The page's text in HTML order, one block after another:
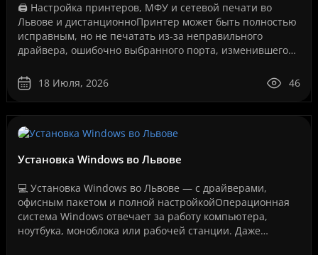
🖨️ Настройка принтеров, МФУ и сетевой печати во
Львове и дистанционноПринтер может быть полностью
исправным, но не печатать из-за неправильного
драйвера, ошибочно выбранного порта, изменившегося
соединение..
18 Июля, 2026 46
Установка Windows во Львове
💻 Установка Windows во Львове — с драйверами,
офисным пакетом и полной настройкойОперационная
система Windows отвечает за работу компьютера,
ноутбука, моноблока или рабочей станции. Даже